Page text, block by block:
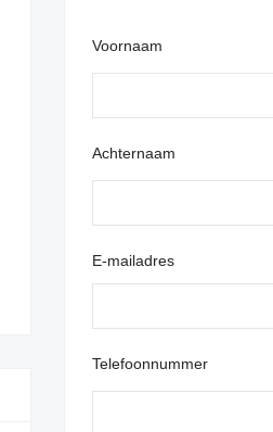
Voornaam
Achternaam
E-mailadres
Telefoonnummer